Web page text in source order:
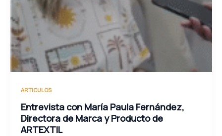
ARTICULOS
Entrevista con María Paula Fernández,
Directora de Marca y Producto de
ARTEXTIL